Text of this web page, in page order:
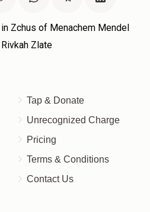
Zchus of Menachem Mendel
Rivkah Zlate
Tap & Donate
Unrecognized Charge
Pricing
Terms & Conditions
Contact Us